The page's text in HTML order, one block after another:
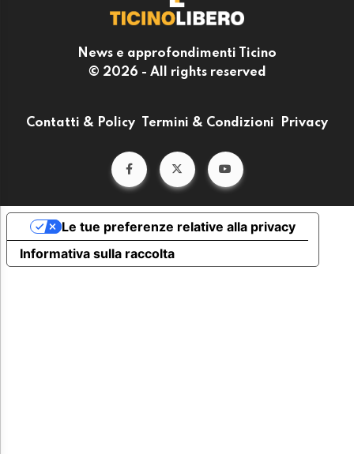
News e approfondimenti Ticino
© 2026 - All rights reserved
Contatti & Policy Termini & Condizioni Privacy
Informativa sulla raccolta
Le tue preferenze relative alla privacy